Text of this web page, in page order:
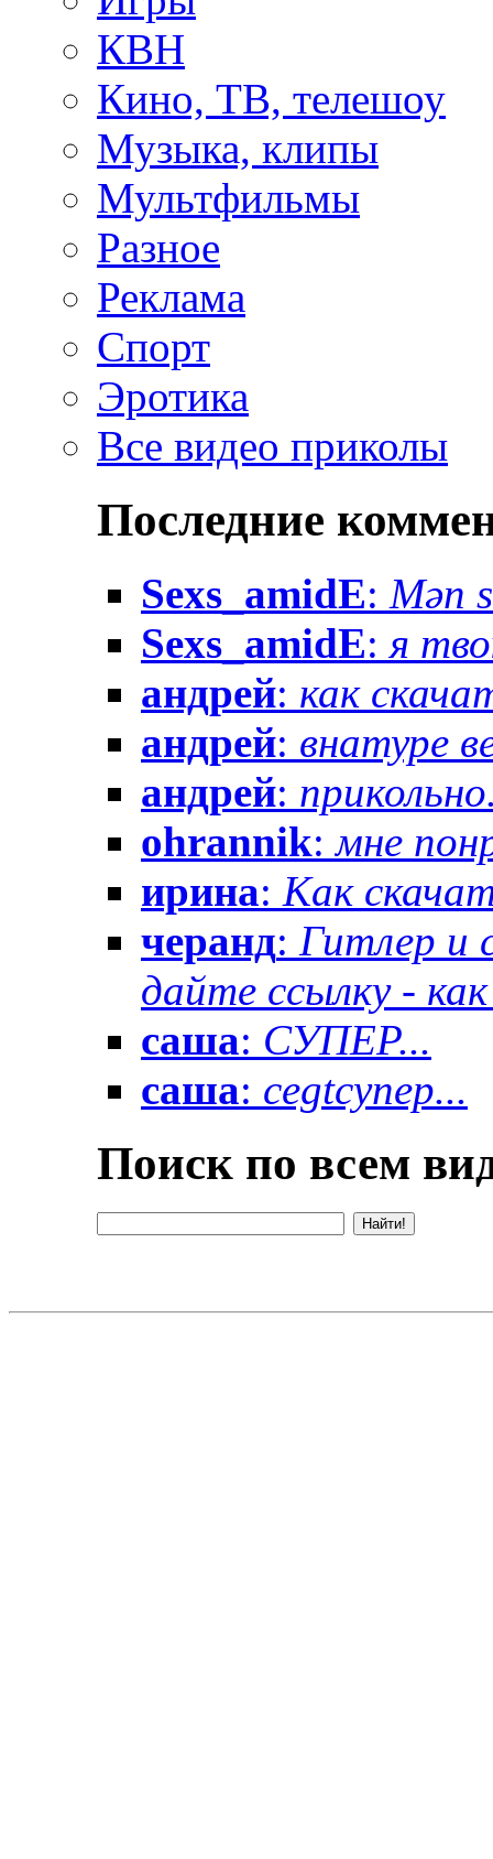
КВН
Кино, ТВ, телешоу
Музыка, клипы
Мультфильмы
Разное
Реклама
Спорт
Эротика
Все видео приколы
Последние
Sexs_amidE: Mən
Sexs_amidE: я
андрей: как
андрей: внатуре
андрей:
ohrannik:мне
ирина: Как
черанд: Гитлер и
дайте ссылку -
саша: СУПЕР...
саша: cegtсупер...
Поиск по всем